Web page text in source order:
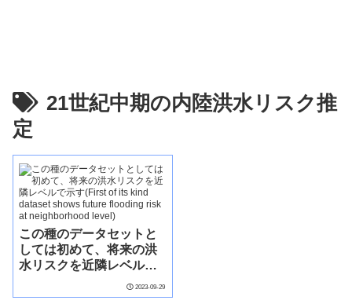
21世紀中期の内陸洪水リスク推
定
この種のデータセットと
しては初めて、将来の洪
水リスクを近隣レベルで
示す(First of its kind
dataset shows future
2023-09-29